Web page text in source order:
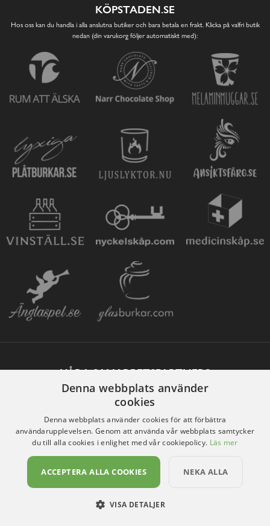
KÖPSTADEN.SE
Hos oss kan du handla i alla anslutna butiker och bara betala en frakt. Klicka på valfri butik
nedan (din varukorg följer automatiskt med):
VÅRA SAMARBETSPARTNERS
Denna webbplats använder
cookies
Denna webbplats använder cookies för att förbättra
användarupplevelsen. Genom att använda vår webbplats samtycker
du till alla cookies i enlighet med vår cookiepolicy. Läs mer
ACCEPTERA ALLA COOKIES NEKA ALLA
VISA DETALJER